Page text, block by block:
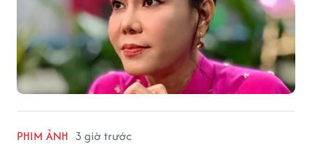
PHIM ẢNH 3 giờ trước